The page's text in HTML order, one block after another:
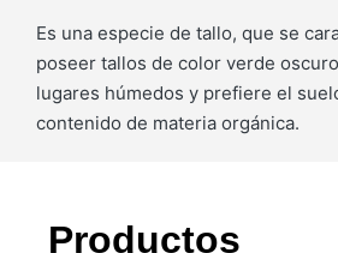
Es una especie de tallo, que se
poseer tallos de color verde
lugares húmedos y prefiere el
contenido de materia orgánica.
Productos